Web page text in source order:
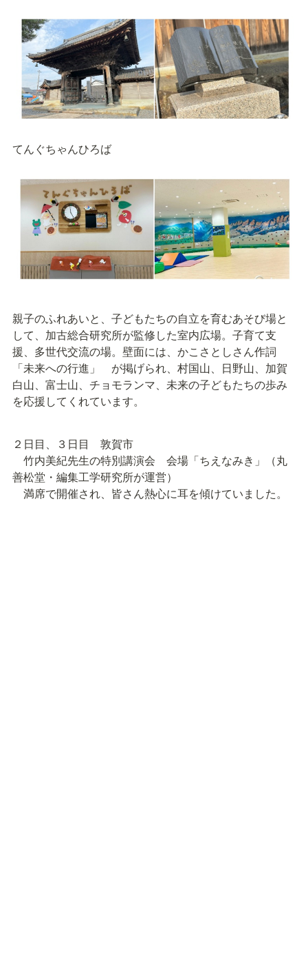
てんぐちゃんひろば
親子のふれあいと、子どもたちの自立を育むあそび場と
して、加古総合研究所が監修した室内広場。子育て支
援、多世代交流の場。壁面には、かこさとしさん作詞
「未来への行進」　が掲げられ、村国山、日野山、加賀
白山、富士山、チョモランマ、未来の子どもたちの歩み
を応援してくれています。
２日目、３日目　敦賀市
竹内美紀先生の特別講演会　会場「ちえなみき」（丸
善松堂・編集工学研究所が運営）
満席で開催され、皆さん熱心に耳を傾けていました。